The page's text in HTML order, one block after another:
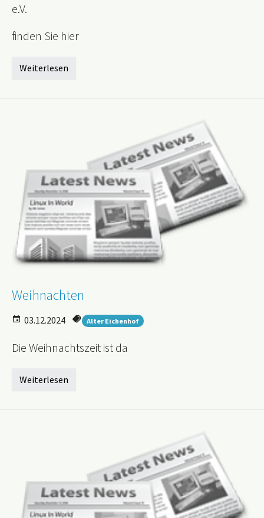
e.V.
finden Sie hier
Weiterlesen
Weihnachten
03.12.2024 Alter Eichenhof
Die Weihnachtszeit ist da
Weiterlesen